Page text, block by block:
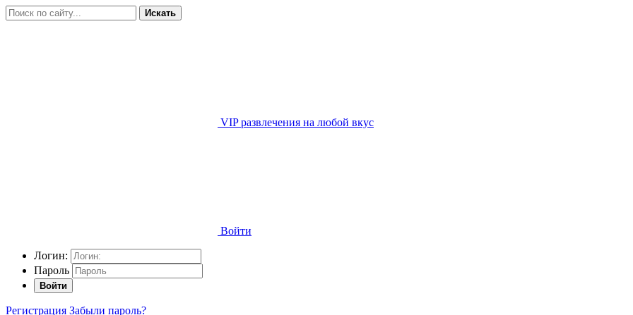
Искать
VIP развлечения на любой вкус
Войти
Логин:
Пароль
Войти
Регистрация Забыли пароль?